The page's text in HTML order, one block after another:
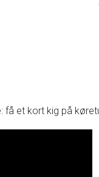
et kort kig på